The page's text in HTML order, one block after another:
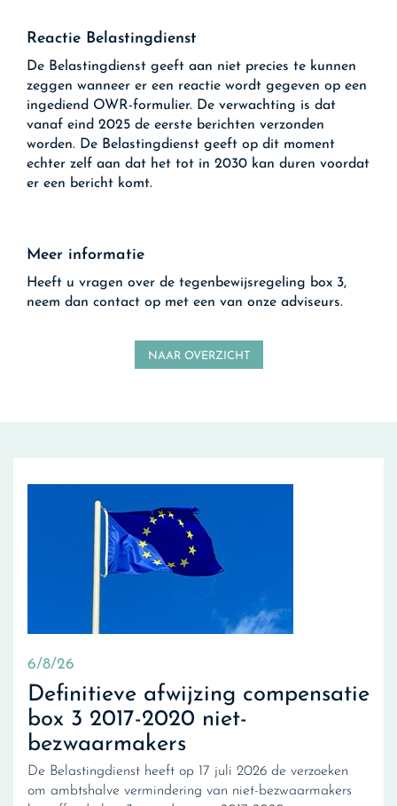
Reactie Belastingdienst
De Belastingdienst geeft aan niet precies te kunnen
zeggen wanneer er een reactie wordt gegeven op een
ingediend OWR-formulier. De verwachting is dat
vanaf eind 2025 de eerste berichten verzonden
worden. De Belastingdienst geeft op dit moment
echter zelf aan dat het tot in 2030 kan duren voordat
er een bericht komt.
Meer informatie
Heeft u vragen over de tegenbewijsregeling box 3,
neem dan contact op met een van onze adviseurs.
NAAR OVERZICHT
6/8/26
Definitieve afwijzing compensatie
box 3 2017-2020 niet-
bezwaarmakers
De Belastingdienst heeft op 17 juli 2026 de verzoeken
om ambtshalve vermindering van niet-bezwaarmakers